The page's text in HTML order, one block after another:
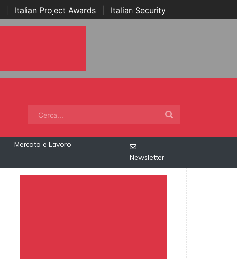
Italian Project Awards
Italian Security
Mercato e Lavoro
Newsletter